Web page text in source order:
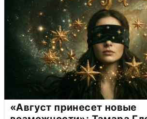
«Август принесет новые